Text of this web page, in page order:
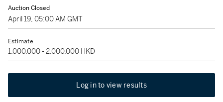
Auction Closed
April 19, 05:00 AM GMT
Estimate
1,000,000 - 2,000,000 HKD
Log in to view results